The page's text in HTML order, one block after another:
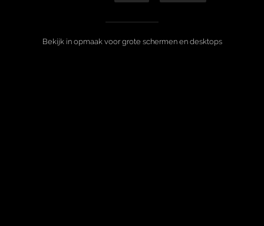
Bekijk in opmaak voor grote schermen en desktops